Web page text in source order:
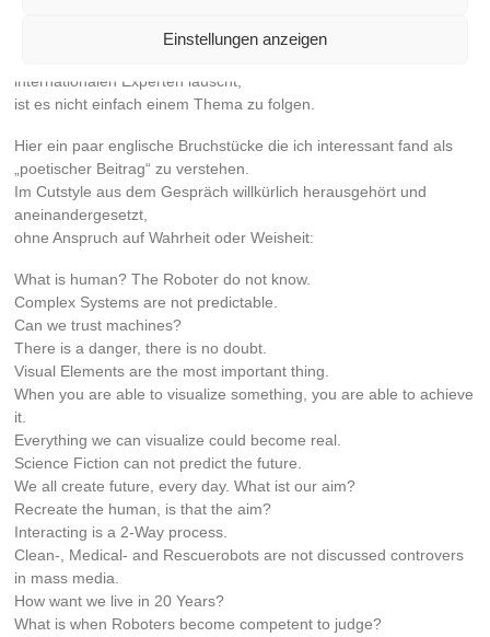
Einstellungen anzeigen
internationalen Experten lauscht,
ist es nicht einfach einem Thema zu folgen.
Hier ein paar englische Bruchstücke die ich interessant fand als
„poetischer Beitrag“ zu verstehen.
Im Cutstyle aus dem Gespräch willkürlich herausgehört und
aneinandergesetzt,
ohne Anspruch auf Wahrheit oder Weisheit:
What is human? The Roboter do not know.
Complex Systems are not predictable.
Can we trust machines?
There is a danger, there is no doubt.
Visual Elements are the most important thing.
When you are able to visualize something, you are able to achieve
it.
Everything we can visualize could become real.
Science Fiction can not predict the future.
We all create future, every day. What ist our aim?
Recreate the human, is that the aim?
Interacting is a 2-Way process.
Clean-, Medical- and Rescuerobots are not discussed controvers
in mass media.
How want we live in 20 Years?
What is when Roboters become competent to judge?